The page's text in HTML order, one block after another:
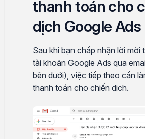
thanh toán cho
dịch Google Ads
Sau khi bạn chấp nhận lời mời
tài khoản Google Ads qua
bên dưới), việc tiếp theo cần
thanh toán cho chiến dịch.